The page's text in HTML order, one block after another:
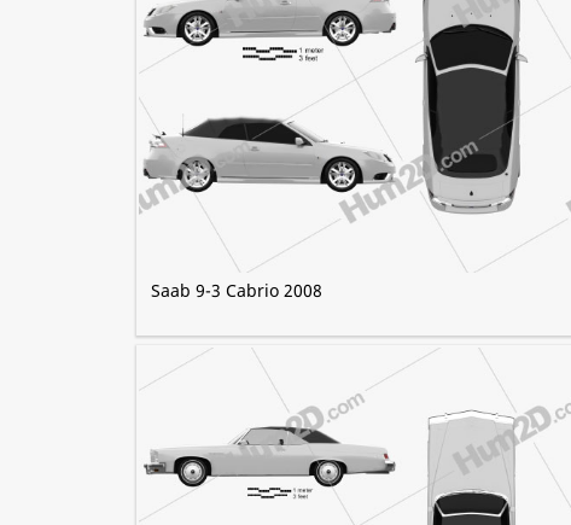
Saab 9-3 Cabrio 2008